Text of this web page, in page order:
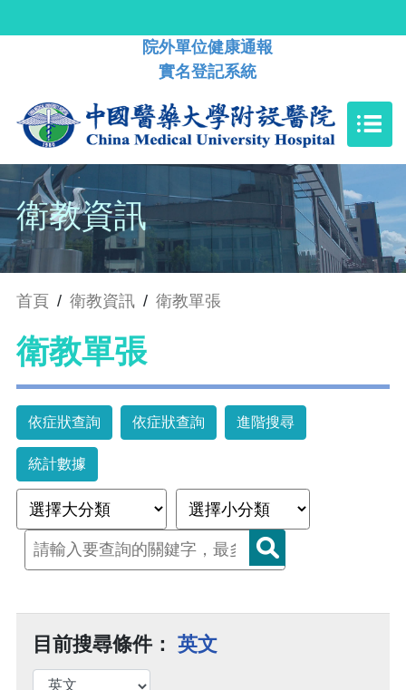
院外單位健康通報
實名登記系統
衛教資訊
首頁 / 衛教資訊 / 衛教單張
衛教單張
依症狀查詢 依症狀查詢 進階搜尋
統計數據
目前搜尋條件： 英文